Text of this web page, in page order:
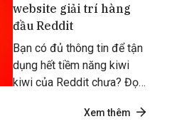
2023.
website giải trí hàng
đầu Reddit
Bạn có đủ thông tin để tận
dụng hết tiềm năng kiwi
kiwi của Reddit chưa? Đọc
tìm câu trả lời, gét gô!
Xem thêm